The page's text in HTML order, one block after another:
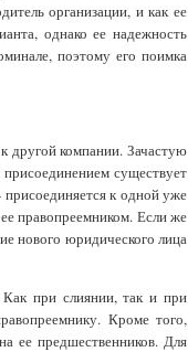
организации, и как ее
однако ее надежность
поэтому его поимка
другой компании. Зачастую
существует
к одной уже
правопреемником. Если же
нового юридического лица
при слиянии, так и при
Кроме того,
ее предшественников. Для